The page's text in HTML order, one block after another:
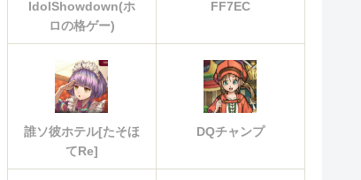
IdolShowdown(ホ
ロの格ゲー)
FF7EC
誰ソ彼ホテル[たそほ
てRe]
DQチャンプ